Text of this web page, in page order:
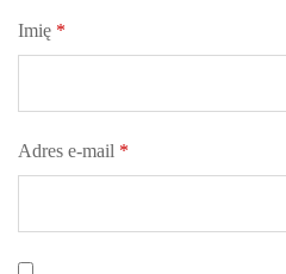
Imię *
Adres e-mail *